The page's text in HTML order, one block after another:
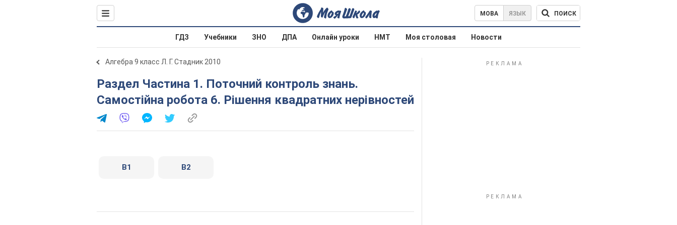
МОВА ЯЗЫК ПОИСК
ГДЗ Учебники ЗНО ДПА Онлайн уроки НМТ Моя столовая Новости
Алгебра 9 класс Л. Г. Стадник 2010
Раздел Частина 1. Поточний контроль знань.
Самостійна робота 6. Рішення квадратних нерівностей
В1 В2